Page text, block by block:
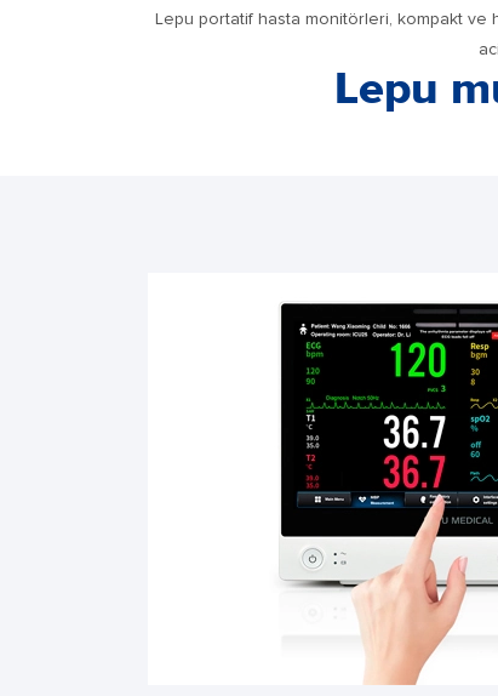
Lepu portatif hasta monitörleri, kompakt ve
Lepu